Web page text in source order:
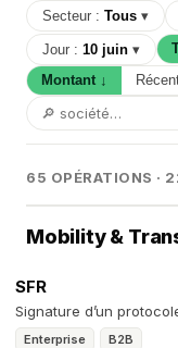
Secteur : Tous ▾
Jour : 10 juin ▾
Montant ↓
65 OPÉRATIONS ·
Mobility &
SFR
Signature d’un
Enterprise B2B